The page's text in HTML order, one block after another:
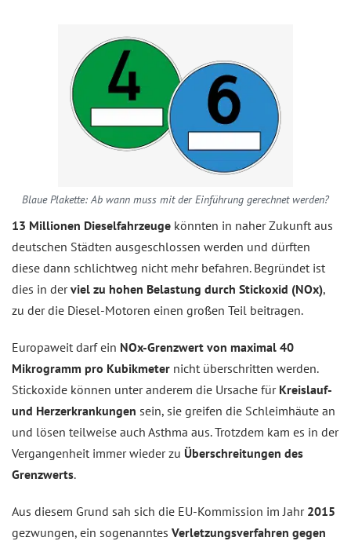
Blaue Plakette: Ab wann muss mit der Einführung gerechnet werden?
13 Millionen Dieselfahrzeuge könnten in naher Zukunft aus
deutschen Städten ausgeschlossen werden und dürften
diese dann schlichtweg nicht mehr befahren. Begründet ist
dies in derviel zu hohen Belastung durch Stickoxid (NOx),
zu der die Diesel-Motoren einen großen Teil beitragen.
Europaweit darf ein NOx-Grenzwert von maximal 40
Mikrogramm pro Kubikmeter nicht überschritten werden.
Stickoxide können unter anderem die Ursache für Kreislauf-
und Herzerkrankungen sein, sie greifen die Schleimhäute an
und lösen teilweise auch Asthma aus. Trotzdem kam es in der
Vergangenheit immer wieder zu Überschreitungen des
Grenzwerts.
Aus diesem Grund sah sich die EU-Kommission im Jahr 2015
gezwungen, ein sogenanntes Verletzungsverfahren gegen